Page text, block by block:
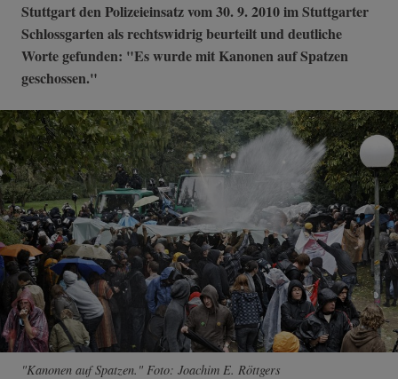
Stuttgart den Polizeieinsatz vom 30. 9. 2010 im Stuttgarter
Schlossgarten als rechtswidrig beurteilt und deutliche
Worte gefunden: "Es wurde mit Kanonen auf Spatzen
geschossen."
"Kanonen auf Spatzen." Foto: Joachim E. Röttgers